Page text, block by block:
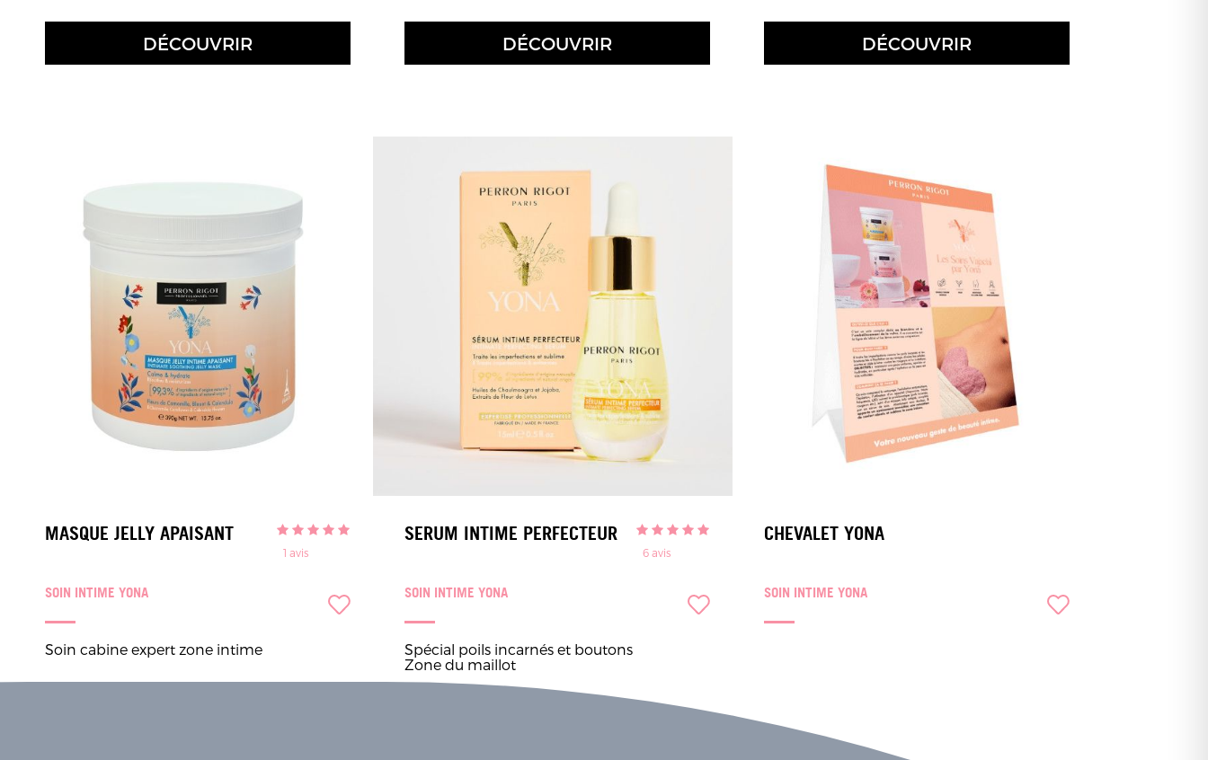
DÉCOUVRIR DÉCOUVRIR DÉCOUVRIR
MASQUE JELLY APAISANT
1 avis
SOIN INTIME YONA
Soin cabine expert zone intime
SERUM INTIME PERFECTEUR
6 avis
SOIN INTIME YONA
Spécial poils incarnés et boutons
Zone du maillot
CHEVALET YONA
SOIN INTIME YONA